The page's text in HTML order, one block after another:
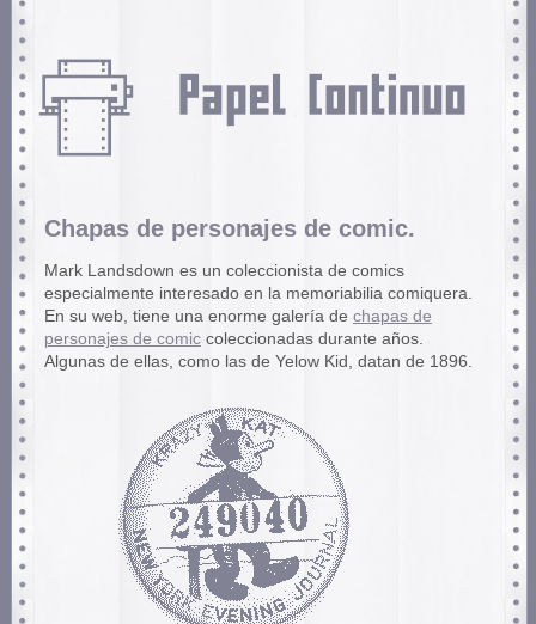
Chapas de personajes de comic.
Mark Landsdown es un coleccionista de comics
especialmente interesado en la memoriabilia comiquera.
En su web, tiene una enorme galería de chapas de
personajes de comiccoleccionadas durante años.
Algunas de ellas, como las de Yelow Kid, datan de 1896.